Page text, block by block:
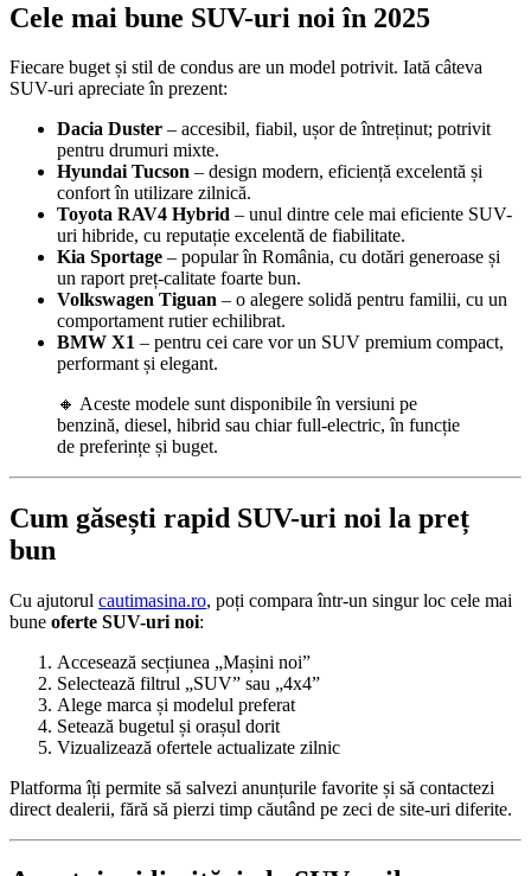
Cele mai bune SUV-uri noi în 2025
Fiecare buget și stil de condus are un model potrivit. Iată câteva
SUV-uri apreciate în prezent:
Dacia Duster – accesibil, fiabil, ușor de întreținut; potrivit
pentru drumuri mixte.
Hyundai Tucson – design modern, eficiență excelentă și
confort în utilizare zilnică.
Toyota RAV4 Hybrid – unul dintre cele mai eficiente SUV-
uri hibride, cu reputație excelentă de fiabilitate.
Kia Sportage – popular în România, cu dotări generoase și
un raport preț-calitate foarte bun.
Volkswagen Tiguan – o alegere solidă pentru familii, cu un
comportament rutier echilibrat.
BMW X1 – pentru cei care vor un SUV premium compact,
performant și elegant.
🔸 Aceste modele sunt disponibile în versiuni pe
benzină, diesel, hibrid sau chiar full-electric, în funcție
de preferințe și buget.
Cum găsești rapid SUV-uri noi la preț
bun
Cu ajutorul cautimasina.ro, poți compara într-un singur loc cele mai
bune oferte SUV-uri noi:
Accesează secțiunea „Mașini noi”
Selectează filtrul „SUV” sau „4x4”
Alege marca și modelul preferat
Setează bugetul și orașul dorit
Vizualizează ofertele actualizate zilnic
Platforma îți permite să salvezi anunțurile favorite și să contactezi
direct dealerii, fără să pierzi timp căutând pe zeci de site-uri diferite.